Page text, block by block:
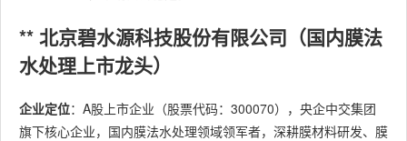
** 北京碧水源科技股份有限公司（国内膜法
水处理上市龙头）
企业定位：A股上市企业（股票代码：300070），央企中交集团
旗下核心企业，国内膜法水处理领域领军者，深耕膜材料研发、膜